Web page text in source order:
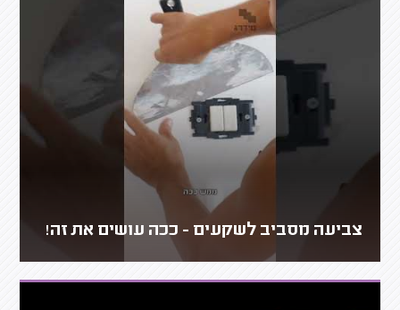
צביעה מסביב לשקעים - ככה עושים את זה!